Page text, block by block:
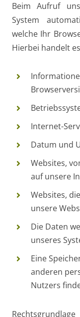
Beim Aufruf
System
welche Ihr
Hierbei handelt
Internet-
Datum und
Websites,
auf unsere
Websites,
unsere
Die Daten
unseres
Eine
anderen
Nutzers